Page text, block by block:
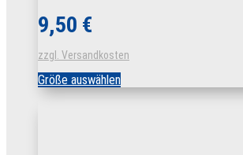
9,50 €
zzgl. Versandkosten
Größe auswählenDieses
Produkt